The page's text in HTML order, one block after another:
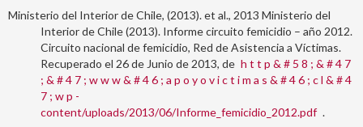
Ministerio del Interior de Chile, (2013). et al., 2013 Ministerio del
Interior de Chile (2013). Informe circuito femicidio – año 2012.
Circuito nacional de femicidio, Red de Asistencia a Víctimas.
Recuperado el 26 de Junio de 2013, de h t t p & # 5 8 ; & # 4 7
; & # 4 7 ; w w w & # 4 6 ; a p o y o v i c t i m a s & # 4 6 ; c l & # 4
7 ; w p -
content/uploads/2013/06/Informe_femicidio_2012.pdf .